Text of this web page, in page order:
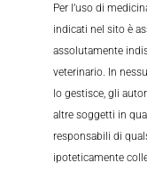
Per l’uso di
indicati nel sito è
assolutamente
veterinario. In
lo gestisce, gli
altre soggetti in
responsabili di
ipoteticamente